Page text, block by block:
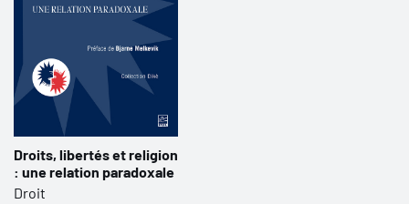
Droits, libertés et religion
: une relation paradoxale
Droit